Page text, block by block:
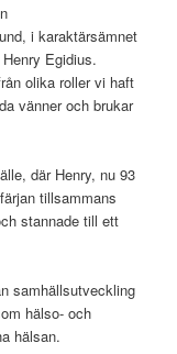
i karaktärsämnet
Egidius.
olika roller vi haft
vänner och brukar
där Henry, nu 93
tillsammans
stannade till ett
samhällsutveckling
hälso- och
hälsan.